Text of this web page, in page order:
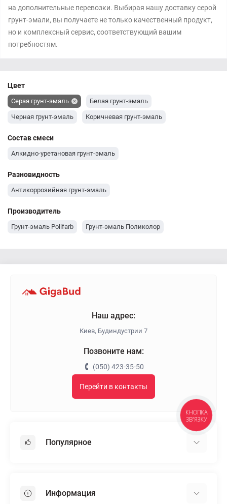
на дополнительные перевозки. Выбирая нашу доставку серой
грунт-эмали, вы получаете не только качественный продукт,
но и комплексный сервис, соответствующий вашим
потребностям.
Цвет
Серая грунт-эмаль Белая грунт-эмаль
Черная грунт-эмаль Коричневая грунт-эмаль
Состав смеси
Алкидно-уретановая грунт-эмаль
Разновидность
Антикоррозийная грунт-эмаль
Производитель
Грунт-эмаль Polifarb Грунт-эмаль Поликолор
Наш адрес:
Киев, Будиндустрии 7
Позвоните нам:
(050) 423-35-50
Перейти в контакты
Популярное
Пенопласт
Информация
КНОПКА
ЗВ'ЯЗКУ